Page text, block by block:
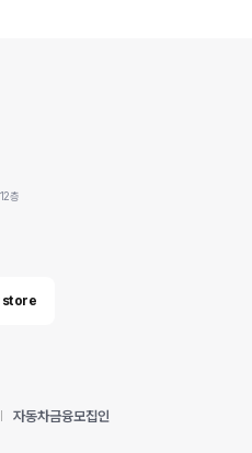
층
store
자동차금융모집인